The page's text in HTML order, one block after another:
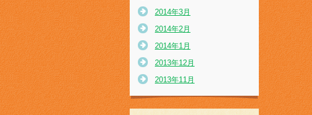
2014年3月
2014年2月
2014年1月
2013年12月
2013年11月